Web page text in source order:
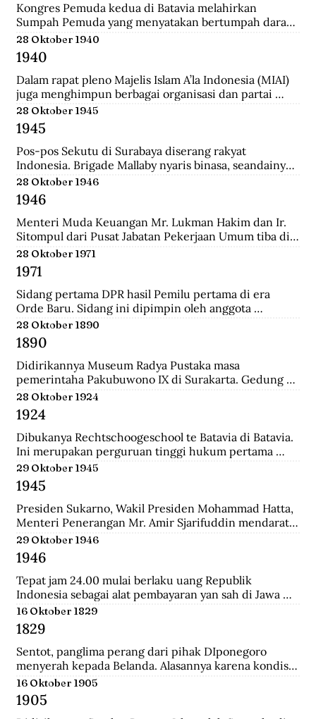
Kongres Pemuda kedua di Batavia melahirkan
Sumpah Pemuda yang menyatakan bertumpah darah
satu tanah air Indonesia, berbangsa satu bangsa
Indonesia, dan menjunjung bahasa persatuan bahasa
Indonesia.
28 Oktober 1940
1940
Dalam rapat pleno Majelis Islam A’la Indonesia (MIAI)
juga menghimpun berbagai organisasi dan partai
Islam untuk mengajukan mosi kepada pemerintah.
Gabungan Politik Indonesia (GAPI) menyatakan
dukungannya atas langkah-langkah MIAI. Pemerintah
akhirnya memperhatikan tuntutan MIAI dan GAPI.
28 Oktober 1945
1945
Pos-pos Sekutu di Surabaya diserang rakyat
Indonesia. Brigade Mallaby nyaris binasa, seandainya
pemimpin-pemimpin Indonesia tidak segera
memerintahkan penghentian tembak-menembak.
28 Oktober 1946
1946
Menteri Muda Keuangan Mr. Lukman Hakim dan Ir.
Sitompul dari Pusat Jabatan Pekerjaan Umum tiba di
Medan dengan pesawat Sekutu dari Palembang. Di
lapangan tembak mereka disambut oleh Mr. Mohd.
Jusuf.
28 Oktober 1971
1971
Sidang pertama DPR hasil Pemilu pertama di era
Orde Baru. Sidang ini dipimpin oleh anggota
parlemen tertua dibantu anggota parlemen termuda,
yaitu K.H. Bisri Sjamsuri (84 tahun) dari Partai NU dan
Anak Agung Oka Mahendra (25 tahun) dari Golkar.
28 Oktober 1890
1890
Didirikannya Museum Radya Pustaka masa
pemerintaha Pakubuwono IX di Surakarta. Gedung
ini merupakan rumah kediaman seorang warga
Belanda bernama Johannes Busselaar yang berisikan
koleksi wayang kulit, buku kuno, dan arca.
28 Oktober 1924
1924
Dibukanya Rechtschoogeschool te Batavia di Batavia.
Ini merupakan perguruan tinggi hukum pertama
yang didirikan oleh Gubernur Jenderal J.B van heutsz.
Saat ini menjadi Fakultas Hukum Universitas
Indonesia.
29 Oktober 1945
1945
Presiden Sukarno, Wakil Presiden Mohammad Hatta,
Menteri Penerangan Mr. Amir Sjarifuddin mendarat
di Surabaya atas permintaan Sekutu. Mereka disertai
beberapa perwira Inggris dan wartawan-wartawan
luar negeri.
29 Oktober 1946
1946
Tepat jam 24.00 mulai berlaku uang Republik
Indonesia sebagai alat pembayaran yan sah di Jawa
dan Madura. Dengan demikian uang yang berlalu
sebelumnya tidak lagi berlaku.
16 Oktober 1829
1829
Sentot, panglima perang dari pihak DIponegoro
menyerah kepada Belanda. Alasannya karena kondisi
perekonomian yang memburuk akibat perang yang
tak kunung usai.
16 Oktober 1905
1905